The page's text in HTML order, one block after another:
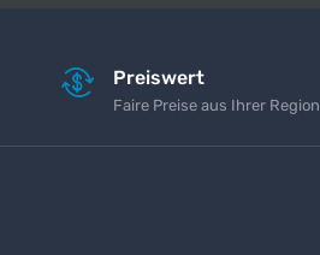
Preiswert
Faire Preise aus Ihrer Region